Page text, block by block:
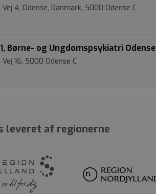
4, Odense, Danmark, 5000 Odense C
og Ungdomspsykiatri Odense
16, 5000 Odense C
leveret af regionerne